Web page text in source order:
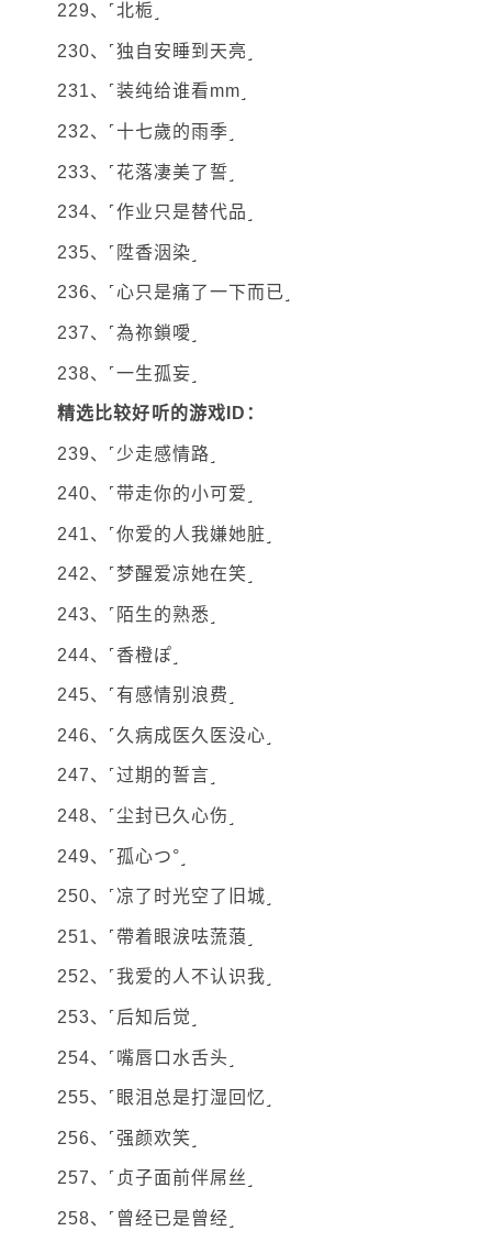
229、˹北栀˼
230、˹独自安睡到天亮˼
231、˹装纯给谁看mm˼
232、˹十七歲的雨季˼
233、˹花落凄美了誓˼
234、˹作业只是替代品˼
235、˹陞香洇染˼
236、˹心只是痛了一下而已˼
237、˹為祢鎖噯˼
238、˹一生孤妄˼
精选比较好听的游戏ID：
239、˹少走感情路˼
240、˹带走你的小可爱˼
241、˹你爱的人我嫌她脏˼
242、˹梦醒爱凉她在笑˼
243、˹陌生的熟悉˼
244、˹香橙ぽ˼
245、˹有感情别浪费˼
246、˹久病成医久医没心˼
247、˹过期的誓言˼
248、˹尘封已久心伤˼
249、˹孤心つ°˼
250、˹凉了时光空了旧城˼
251、˹帶着眼涙呿蓅蒗˼
252、˹我爱的人不认识我˼
253、˹后知后觉˼
254、˹嘴唇口水舌头˼
255、˹眼泪总是打湿回忆˼
256、˹强颜欢笑˼
257、˹贞子面前伴屌丝˼
258、˹曾经已是曾经˼